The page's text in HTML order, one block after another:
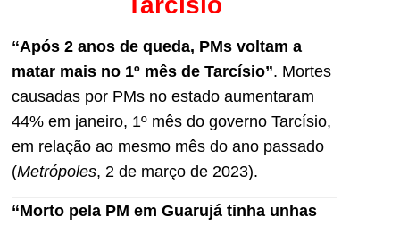
“Após 2 anos de queda, PMs voltam a
matar mais no 1º mês de Tarcísio”. Mortes
causadas por PMs no estado aumentaram
44% em janeiro, 1º mês do governo Tarcísio,
em relação ao mesmo mês do ano passado
(Metrópoles, 2 de março de 2023).
“Morto pela PM em Guarujá tinha unhas